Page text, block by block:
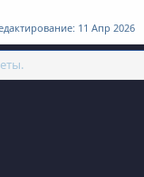
11 Апр 2026